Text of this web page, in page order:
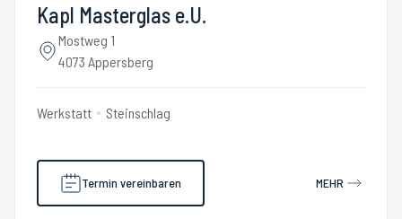
Kapl Masterglas e.U.
Mostweg 1
4073 Appersberg
Werkstatt Steinschlag
Termin vereinbaren MEHR